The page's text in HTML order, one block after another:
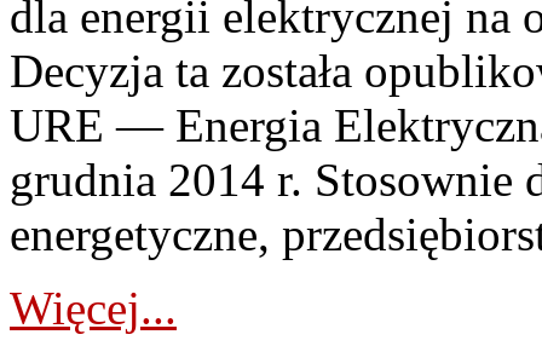
dla energii elektrycznej na
Decyzja ta została
URE — Energia
grudnia 2014 r.
energetyczne,
Więcej...